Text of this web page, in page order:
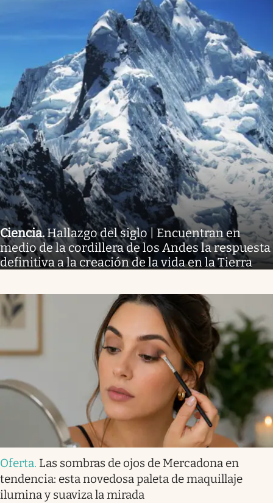
Ciencia.Hallazgo del siglo | Encuentran en
medio de la cordillera de los Andes la respuesta
definitiva a la creación de la vida en la Tierra
Oferta. Las sombras de ojos de Mercadona en
tendencia: esta novedosa paleta de maquillaje
ilumina y suaviza la mirada